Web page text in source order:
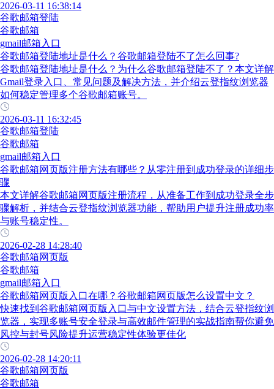
2026-03-11 16:38:14
谷歌邮箱登陆
谷歌邮箱
gmail邮箱入口
谷歌邮箱登陆地址是什么？谷歌邮箱登陆不了怎么回事?
谷歌邮箱登陆地址是什么？为什么谷歌邮箱登陆不了？本文详解
Gmail登录入口、常见问题及解决方法，并介绍云登指纹浏览器
如何稳定管理多个谷歌邮箱账号。
2026-03-11 16:32:45
谷歌邮箱登陆
谷歌邮箱
gmail邮箱入口
谷歌邮箱网页版注册方法有哪些？从零注册到成功登录的详细步
骤
本文详解谷歌邮箱网页版注册流程，从准备工作到成功登录全步
骤解析，并结合云登指纹浏览器功能，帮助用户提升注册成功率
与账号稳定性。
2026-02-28 14:28:40
谷歌邮箱网页版
谷歌邮箱
gmail邮箱入口
谷歌邮箱网页版入口在哪？谷歌邮箱网页版怎么设置中文？
快速找到谷歌邮箱网页版入口与中文设置方法，结合云登指纹浏
览器，实现多账号安全登录与高效邮件管理的实战指南帮你避免
风控与封号风险提升运营稳定性体验更佳化
2026-02-28 14:20:11
谷歌邮箱网页版
谷歌邮箱